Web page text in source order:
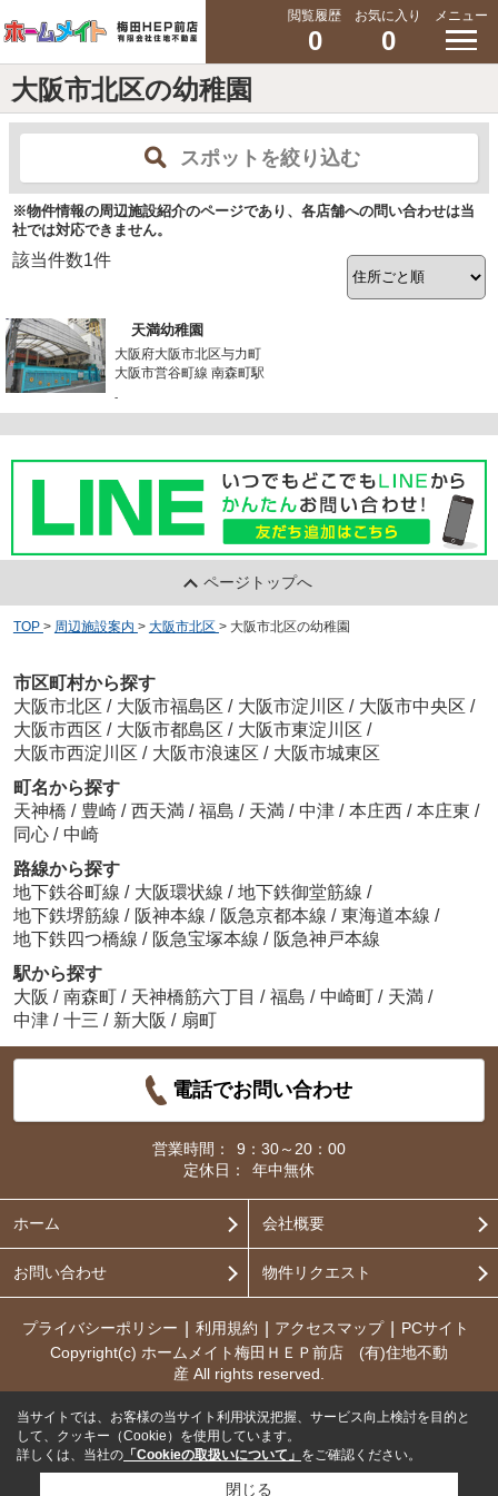
閲覧履歴
0
お気に入り
0
メニュー
大阪市北区の幼稚園
スポットを絞り込む
※物件情報の周辺施設紹介のページであり、各店舗への問い合わせは当
社では対応できません。
該当件数1件
天満幼稚園
大阪府大阪市北区与力町
大阪市営谷町線 南森町駅
-
ページトップへ
TOP > 周辺施設案内 > 大阪市北区 > 大阪市北区の幼稚園
市区町村から探す
大阪市北区 / 大阪市福島区 / 大阪市淀川区 / 大阪市中央区 /
大阪市西区 / 大阪市都島区 / 大阪市東淀川区 /
大阪市西淀川区 / 大阪市浪速区 / 大阪市城東区
町名から探す
天神橋 / 豊崎 / 西天満 / 福島 / 天満 / 中津 / 本庄西 / 本庄東 /
同心 / 中崎
路線から探す
地下鉄谷町線 / 大阪環状線 / 地下鉄御堂筋線 /
地下鉄堺筋線 / 阪神本線 / 阪急京都本線 / 東海道本線 /
地下鉄四つ橋線 / 阪急宝塚本線 / 阪急神戸本線
駅から探す
大阪 / 南森町 / 天神橋筋六丁目 / 福島 / 中崎町 / 天満 /
中津 / 十三 / 新大阪 / 扇町
電話でお問い合わせ
営業時間：
9：30～20：00
定休日：
年中無休
ホーム 会社概要
お問い合わせ 物件リクエスト
プライバシーポリシー 利用規約 アクセスマップ
PCサイト
Copyright(c) ホームメイト梅田ＨＥＰ前店 (有)住地不動
産 All rights reserved.
当サイトでは、お客様の当サイト利用状況把握、サービス向上検討を目的と
して、クッキー（Cookie）を使用しています。
詳しくは、当社の 「Cookieの取扱いについて」 をご確認ください。
閉じる